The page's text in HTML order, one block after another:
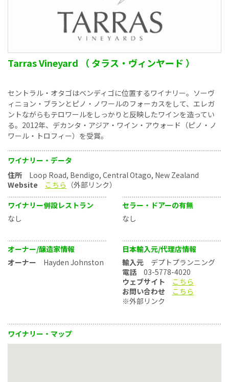
Tarras Vineyard （ タラス・ヴィンヤード ）
セントラル・オタゴはベンディゴに位置するワイナリー。ソーヴ
ィニョン・ブランとピノ・ノワールのフォーカスをして、エレガ
ントながらもテロワールをしっかりと反映したワインを造ってい
る。2012年、デカンタ・アジア・ワイン・アウォード（ピノ・ノ
ワール・トロフィー）を受賞。
ワイナリー・データ
住所 Loop Road, Bendigo, Central Otago, New Zealand
Website
こちら （外部リンク）
ワイナリー併設レストラン
なし
セラー・ドアーの有無
なし
オーナー/醸造家情報
オーナー Hayden Johnston
日本輸入元/代理店情報
輸入元 デプトプランニング
電話 03-5778-4020
ウェブサイト
こちら
お問い合わせ
こちら
※外部リンク
ワイナリー・マップ